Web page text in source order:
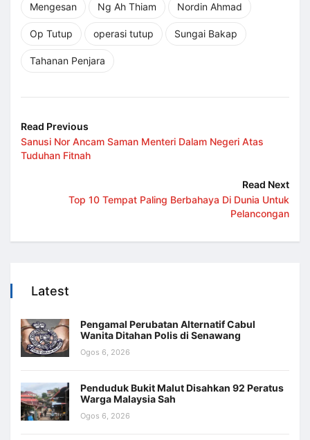
Mengesan Ng Ah Thiam Nordin Ahmad
Op Tutup operasi tutup Sungai Bakap
Tahanan Penjara
Read Previous
Sanusi Nor Ancam Saman Menteri Dalam Negeri Atas
Tuduhan Fitnah
Read Next
Top 10 Tempat Paling Berbahaya Di Dunia Untuk
Pelancongan
Latest
Pengamal Perubatan Alternatif Cabul
Wanita Ditahan Polis di Senawang
Ogos 6, 2026
Penduduk Bukit Malut Disahkan 92 Peratus
Warga Malaysia Sah
Ogos 6, 2026